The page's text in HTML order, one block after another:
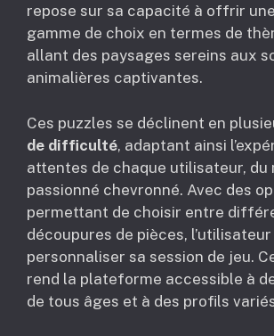
repose sur sa capacité à offrir
gamme de choix en termes de
allant des paysages sereins aux
animalières captivantes.
Ces puzzles se déclinent en
de difficulté, adaptant ainsi
attentes de chaque utilisateur, du
passionné chevronné. Avec des
permettant de choisir entre
découpures de pièces,
personnaliser sa session de jeu.
rend la plateforme accessible à
de tous âges et à des profils